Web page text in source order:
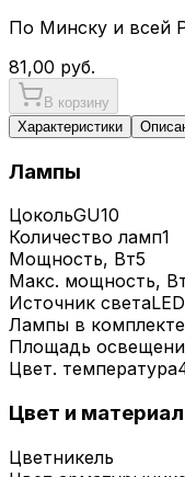
По Минску и всей
81,00 руб.
В корзину
Характеристики
Лампы
ЦокольGU10
Количество ламп1
Мощность, Вт5
Макс. мощность,
Источник светаLED
Лампы в комплекте
Площадь
Цвет. температура
Цвет и материал
Цветникель